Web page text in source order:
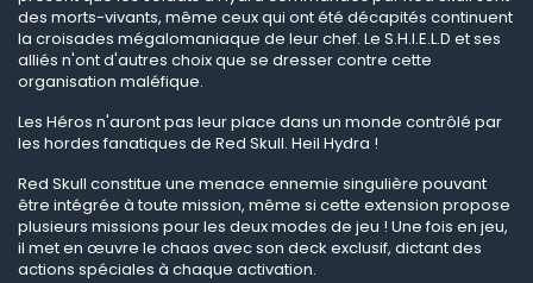
des morts-vivants, même ceux qui ont été décapités continuent
la croisades mégalomaniaque de leur chef. Le S.H.I.E.L.D et ses
alliés n'ont d'autres choix que se dresser contre cette
organisation maléfique.
Les Héros n'auront pas leur place dans un monde contrôlé par
les hordes fanatiques de Red Skull. Heil Hydra !
Red Skull constitue une menace ennemie singulière pouvant
être intégrée à toute mission, même si cette extension propose
plusieurs missions pour les deux modes de jeu ! Une fois en jeu,
il met en œuvre le chaos avec son deck exclusif, dictant des
actions spéciales à chaque activation.